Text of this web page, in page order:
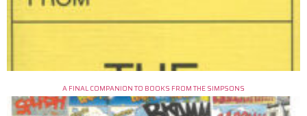
A FINAL COMPANION TO BOOKS FROM THE SIMPSONS